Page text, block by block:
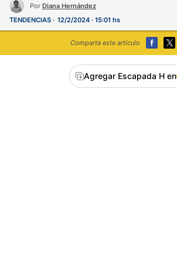
Por Diana Hernández
TENDENCIAS
12/2/2024 · 15:01 hs
Comparta este artículo
Agregar Escapada H en